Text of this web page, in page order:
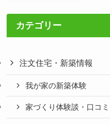
カテゴリー
注文住宅・新築情報
我が家の新築体験
家づくり体験談・口コミ